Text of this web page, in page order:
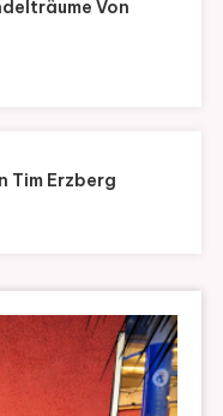
Von
Tim Erzberg